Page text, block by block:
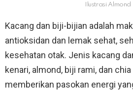
Ilustrasi Almond
Kacang dan biji-bijian adalah
antioksidan dan lemak sehat,
kesehatan otak. Jenis kacang
kenari, almond, biji rami, dan
memberikan pasokan energi